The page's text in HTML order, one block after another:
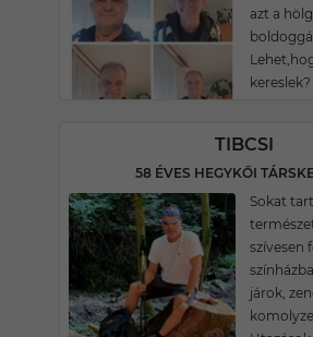
azt a
kereslek?
TIBCSI
58 ÉVES HEGYKŐI
Sokat
szívesen
járok,